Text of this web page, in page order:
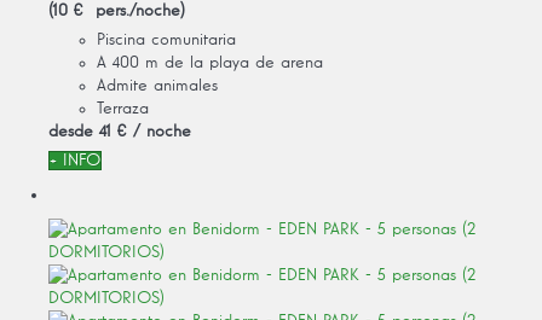
(10 € pers./noche)
Piscina comunitaria
A 400 m de la playa de arena
Admite animales
Terraza
desde 41 € / noche
+ INFO